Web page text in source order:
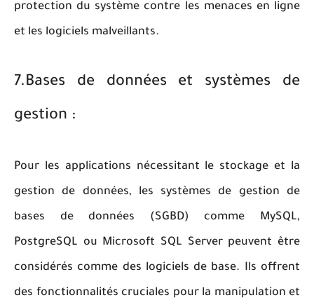
protection du système contre les menaces en ligne
et les logiciels malveillants.
7.Bases de données et systèmes de
gestion :
Pour les applications nécessitant le stockage et la
gestion de données, les systèmes de gestion de
bases de données (SGBD) comme MySQL,
PostgreSQL ou Microsoft SQL Server peuvent être
considérés comme des logiciels de base. Ils offrent
des fonctionnalités cruciales pour la manipulation et